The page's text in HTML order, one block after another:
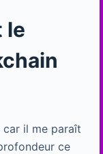
le
car il me paraît
ce